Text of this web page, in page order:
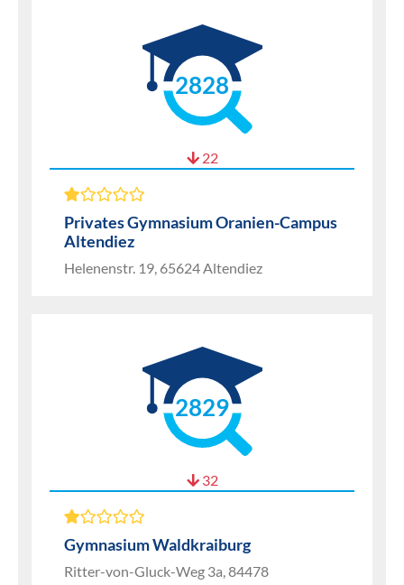
2828
22
Privates Gymnasium Oranien-Campus
Altendiez
Helenenstr. 19, 65624 Altendiez
2829
32
Gymnasium Waldkraiburg
Ritter-von-Gluck-Weg 3a, 84478